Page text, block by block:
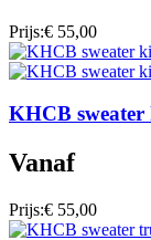
Prijs:€ 55,00
KHCB sweater
Vanaf
Prijs:€ 55,00